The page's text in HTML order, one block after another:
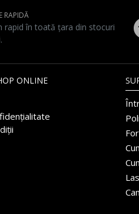
RAPIDĂ
rapid în toată țara din stocuri
ONLINE